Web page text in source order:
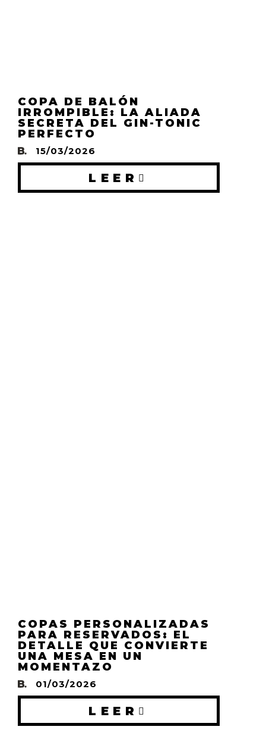
COPA DE BALÓN
IRROMPIBLE: LA ALIADA
SECRETA DEL GIN-TONIC
PERFECTO
15/03/2026
LEER
COPAS PERSONALIZADAS
PARA RESERVADOS: EL
DETALLE QUE CONVIERTE
UNA MESA EN UN
MOMENTAZO
01/03/2026
LEER